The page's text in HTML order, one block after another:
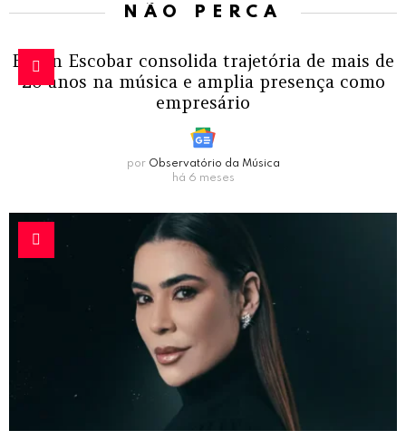
NÃO PERCA
Edson Escobar consolida trajetória de mais de
20 anos na música e amplia presença como
empresário
por Observatório da Música
há 6 meses